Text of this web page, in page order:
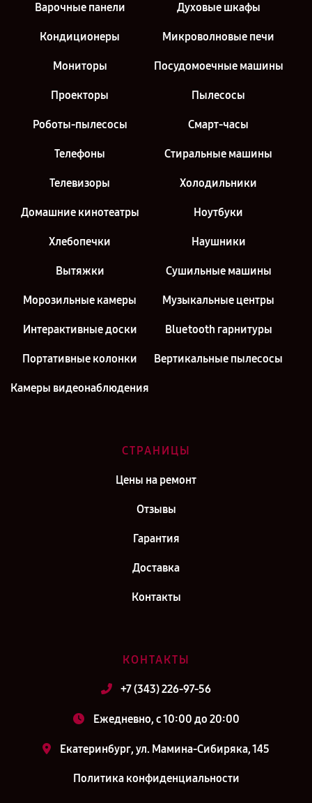
Варочные панели Духовые шкафы
Кондиционеры Микроволновые печи
Мониторы Посудомоечные машины
Проекторы Пылесосы
Роботы-пылесосы Смарт-часы
Телефоны Стиральные машины
Телевизоры Холодильники
Домашние кинотеатры Ноутбуки
Хлебопечки Наушники
Вытяжки Сушильные машины
Морозильные камеры Музыкальные центры
Интерактивные доски Bluetooth гарнитуры
Портативные колонки Вертикальные пылесосы
Камеры видеонаблюдения
СТРАНИЦЫ
Цены на ремонт
Отзывы
Гарантия
Доставка
Контакты
КОНТАКТЫ
+7 (343) 226-97-56
Ежедневно, с 10:00 до 20:00
Екатеринбург, ул. Мамина-Сибиряка, 145
Политика конфиденциальности